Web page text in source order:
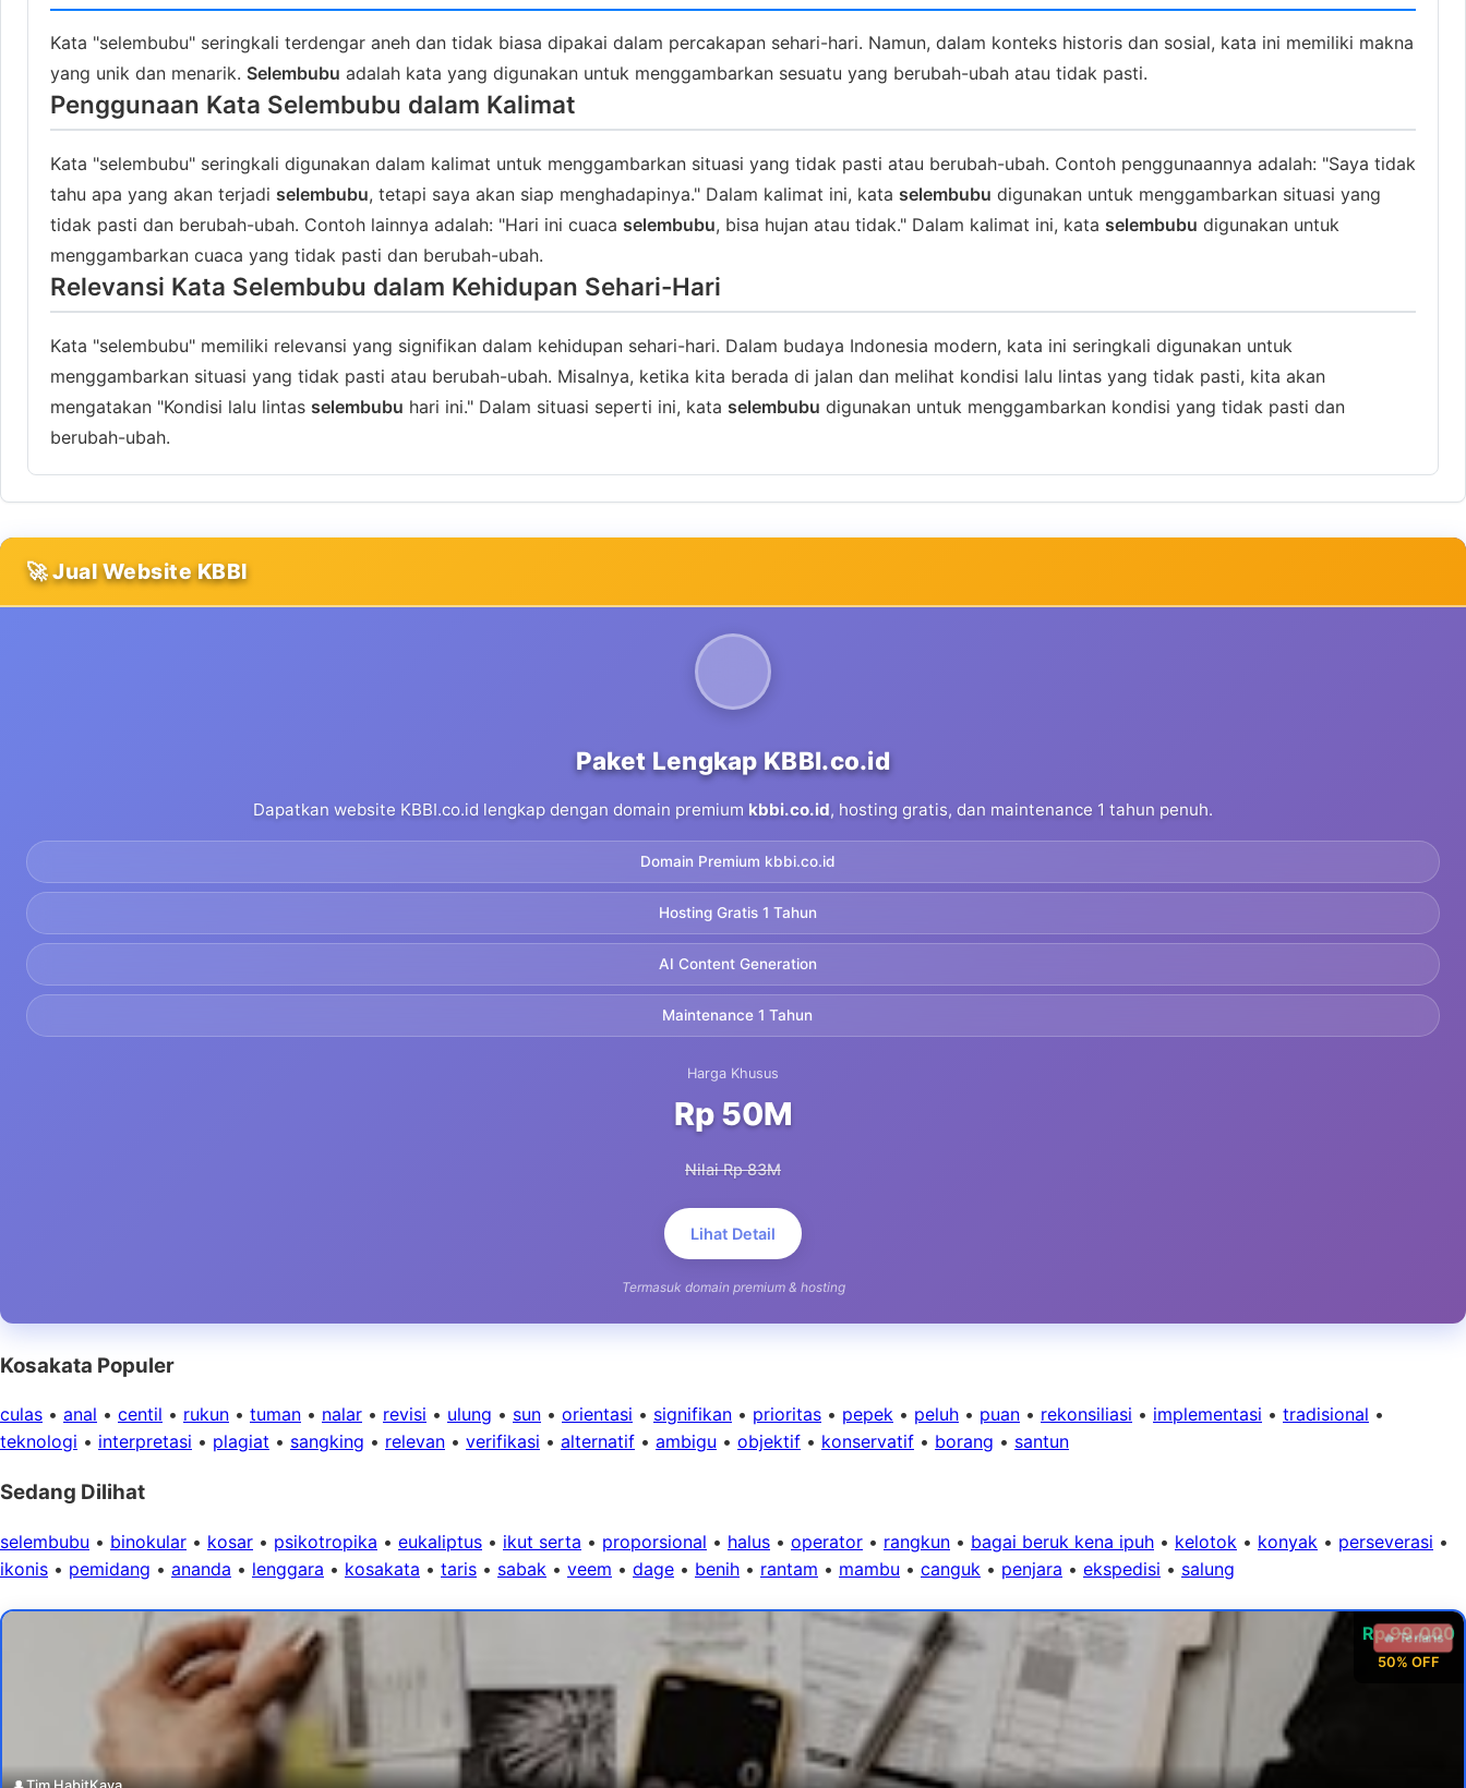
Kata "selembubu" seringkali terdengar aneh dan tidak biasa dipakai dalam percakapan sehari-hari. Namun, dalam konteks historis dan sosial, kata ini memiliki makna
yang unik dan menarik. Selembubu adalah kata yang digunakan untuk menggambarkan sesuatu yang berubah-ubah atau tidak pasti.
Penggunaan Kata Selembubu dalam Kalimat
Kata "selembubu" seringkali digunakan dalam kalimat untuk menggambarkan situasi yang tidak pasti atau berubah-ubah. Contoh penggunaannya adalah: "Saya tidak
tahu apa yang akan terjadi selembubu, tetapi saya akan siap menghadapinya." Dalam kalimat ini, kata selembubu digunakan untuk menggambarkan situasi yang
tidak pasti dan berubah-ubah. Contoh lainnya adalah: "Hari ini cuaca selembubu, bisa hujan atau tidak." Dalam kalimat ini, kata selembubu digunakan untuk
menggambarkan cuaca yang tidak pasti dan berubah-ubah.
Relevansi Kata Selembubu dalam Kehidupan Sehari-Hari
Kata "selembubu" memiliki relevansi yang signifikan dalam kehidupan sehari-hari. Dalam budaya Indonesia modern, kata ini seringkali digunakan untuk
menggambarkan situasi yang tidak pasti atau berubah-ubah. Misalnya, ketika kita berada di jalan dan melihat kondisi lalu lintas yang tidak pasti, kita akan
mengatakan "Kondisi lalu lintas selembubu hari ini." Dalam situasi seperti ini, kata selembubu digunakan untuk menggambarkan kondisi yang tidak pasti dan
berubah-ubah.
🚀 Jual Website KBBI
Paket Lengkap KBBI.co.id
Dapatkan website KBBI.co.id lengkap dengan domain premium kbbi.co.id, hosting gratis, dan maintenance 1 tahun penuh.
Domain Premium kbbi.co.id
Hosting Gratis 1 Tahun
AI Content Generation
Maintenance 1 Tahun
Harga Khusus
Rp 50M
Nilai Rp 83M
Lihat Detail
Termasuk domain premium & hosting
Kosakata Populer
culas • anal • centil • rukun • tuman • nalar • revisi • ulung • sun • orientasi • signifikan • prioritas • pepek • peluh • puan • rekonsiliasi • implementasi • tradisional •
teknologi • interpretasi • plagiat • sangking • relevan • verifikasi • alternatif • ambigu • objektif • konservatif • borang • santun
Sedang Dilihat
selembubu • binokular • kosar • psikotropika • eukaliptus • ikut serta • proporsional • halus • operator • rangkun • bagai beruk kena ipuh • kelotok • konyak • perseverasi •
ikonis • pemidang • ananda • lenggara • kosakata • taris • sabak • veem • dage • benih • rantam • mambu • canguk • penjara • ekspedisi • salung
Rp 99.000
50% OFF
🔥 Terlaris